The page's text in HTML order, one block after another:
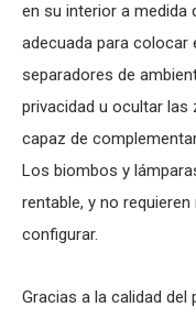
en su interior a medida
adecuada para colocar
separadores de
privacidad u ocultar
capaz de
Los biombos y
rentable, y no
configurar.
Gracias a la calidad